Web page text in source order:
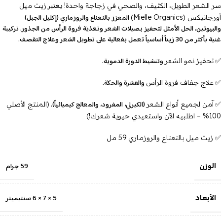
سر الشعر الطويل، الكثيف، والصحي في زجاجة واحدة! يعتبرزيت ميل
أورجانيكس (Mielle Organics)
المعزز بالنعناع والروزماري (إكليل الجبل)
والبيوتين، الحل الأمثل لتحفيز بصيلات الشعر وتغذية فروة الرأس من الجذور. تركيبة
غنية بأكثر من 30 زيتاً أساسياً تعمل بفعالية على تطويل الشعر وعلاج التقصف.
✅تحفيز نمو الشعروتنشيط الدورة الدموية.
✅علاج جفاف فروة الرأس والقشرة والحكة.
✅آمن لجميع أنواع الشعر(الكيرلي، المفرود، والمعالج كيميائياً). (المنتج الأصلي
100% – اطلبيه الآن واستعيدي حيوية شعرك!)
✅ زيت ميل بالنعناع والروزماري 59 مل
الوزن 59 جرام
الأبعاد 5 × 7 × 6 سنتيميتر